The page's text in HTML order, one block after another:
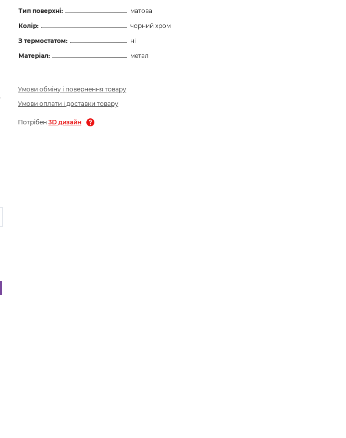
Тип поверхні:
матова
Колір:
чорний хром
З термостатом:
ні
Матеріал:
метал
Умови обміну і повернення товару
Умови оплати і доставки товару
Потрібен 3D дизайн